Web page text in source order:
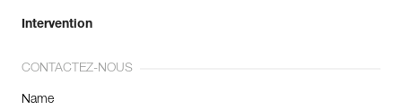
Intervention
CONTACTEZ-NOUS
Name